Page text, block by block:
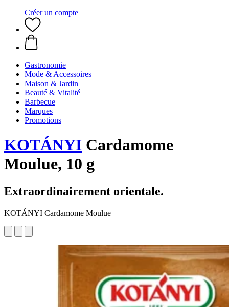
Créer un compte
Gastronomie
Mode & Accessoires
Maison & Jardin
Beauté & Vitalité
Barbecue
Marques
Promotions
KOTÁNYI Cardamome
Moulue, 10 g
Extraordinairement orientale.
KOTÁNYI Cardamome Moulue